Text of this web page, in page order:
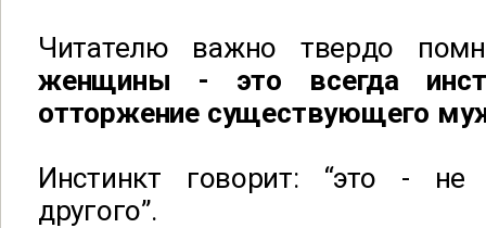
Читателю важно твердо
женщины - это всегда
отторжение существующего
Инстинкт говорит: “это -
другого”.